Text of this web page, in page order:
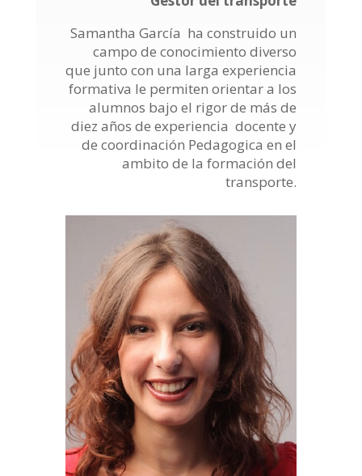
Samantha García ha construido un
campo de conocimiento diverso
que junto con una larga experiencia
formativa le permiten orientar a los
alumnos bajo el rigor de más de
diez años de experiencia docente y
de coordinación Pedagogica en el
ambito de la formación del
transporte.